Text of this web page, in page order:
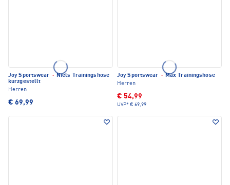
Joy Sportswear · Niels Trainingshose
kurzgestellt
Herren
€ 69,99
Joy Sportswear · Max Trainingshose
Herren
€ 54,99
UVP* € 69,99